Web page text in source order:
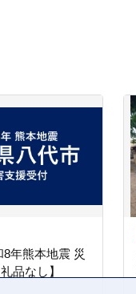
8年熊本地震 災
品なし】